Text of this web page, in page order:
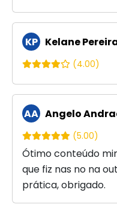
KP Kelane
(4.00)
AA Angelo
(5.00)
Ótimo conteúdo
que fiz nas no na
prática, obrigado.